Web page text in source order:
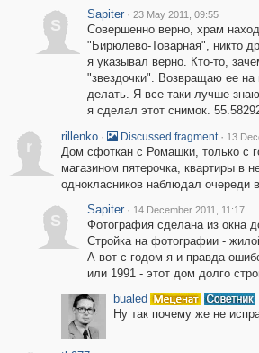
S
Sapiter · 23 May 2011, 09:55
Совершенно верно, храм
"Бирюлево-Товарная", никто
я указывал верно. Кто-то,
"звездочки". Возвращаю ее
делать. Я все-таки лучше
я сделал этот снимок.
r
rillenko · Discussed fragment · 13
Дом сфоткан с Ромашки, только с
магазином пятерочка, квартиры в
однокласников наблюдал очереди
S
Sapiter · 14 December 2011, 11:17
Фотография сделана из окна
Стройка на фотографии -
А вот с годом я и правда
или 1991 - этот дом долго
bualed
Ну так почему же не